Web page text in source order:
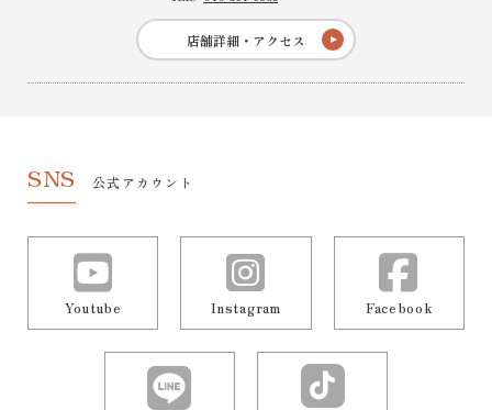
店舗詳細・アクセス
SNS 公式アカウント
Youtube Instagram Facebook